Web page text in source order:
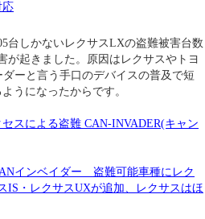
応
台しかないレクサスLXの盗難被害台数
が起きました。原因はレクサスやトヨ
ーと言う手口のデバイスの普及で短
うになったからです。
スによる盗難 CAN-INVADER(キャン
インベイダー 盗難可能車種にレク
IS・レクサスUXが追加、レクサスはほ